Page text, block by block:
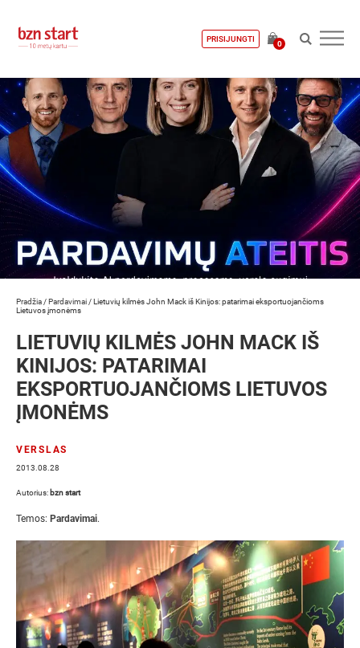
PRISIJUNGTI
0
Pradžia /Pardavimai /Lietuvių kilmės John Mack iš Kinijos: patarimai eksportuojančioms
Lietuvos įmonėms
LIETUVIŲ KILMĖS JOHN MACK IŠ
KINIJOS: PATARIMAI
EKSPORTUOJANČIOMS LIETUVOS
ĮMONĖMS
VERSLAS
2013.08.28
Autorius: bzn start
Temos: Pardavimai.